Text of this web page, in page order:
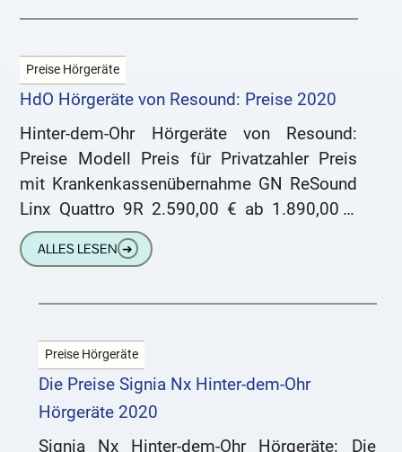
Preise Hörgeräte
HdO Hörgeräte von Resound: Preise 2020
Hinter-dem-Ohr Hörgeräte von Resound:
Preise Modell Preis für Privatzahler Preis
mit Krankenkassenübernahme GN ReSound
Linx Quattro 9R 2.590,00 € ab 1.890,00 €
GN ReSound Linx Quattro 7R 2.190,00 € ab
ALLES LESEN ➔
Preise Hörgeräte
Die Preise Signia Nx Hinter-dem-Ohr
Hörgeräte 2020
Signia Nx Hinter-dem-Ohr Hörgeräte: Die